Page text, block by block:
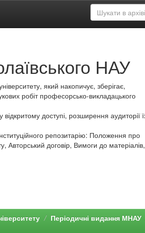
НАУ
який накопичує, зберігає,
робіт професорсько-викладацького
доступі, розширення аудиторії
репозитарію: Положення про
Авторський договір, Вимоги до матеріалів,
Періодичні видання МНАУ